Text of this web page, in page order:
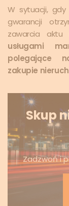
W sytuacji,
gwarancji
zawarcia aktu
usługami
polegające
zakupie
Skup
Zadzwoń i